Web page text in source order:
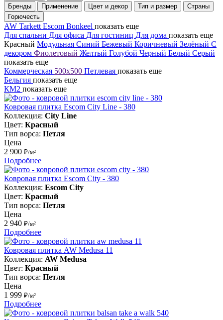
Бренды
Применение Цвет и декор Тип и размер
Страны
Горючесть
AW Tarkett Escom Bonkeel показать еще
Для спальни Для офиса Для гостиниц Для дома показать еще
Красный Модульная Синий Бежевый Коричневый Зелёный С
декором Фиолетовый Желтый Голубой Черный Белый Серый
показать еще
Коммерческая 500х500 Петлевая показать еще
Бельгия показать еще
КМ2 показать еще
Ковровая плитка Escom City Line - 380
Коллекция: City Line
Цвет: Красный
Тип ворса: Петля
Цена
2 900 ₽/м²
Подробнее
Ковровая плитка Escom City - 380
Коллекция: Escom City
Цвет: Красный
Тип ворса: Петля
Цена
2 940 ₽/м²
Подробнее
Ковровая плитка AW Medusa 11
Коллекция: AW Medusa
Цвет: Красный
Тип ворса: Петля
Цена
1 999 ₽/м²
Подробнее